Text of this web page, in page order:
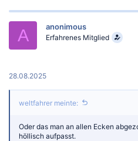
k
:
A anonimous
Erfahrenes Mitglied
28.08.2025
weltfahrer meinte:
Oder das man an allen Ecken
höllisch aufpasst.